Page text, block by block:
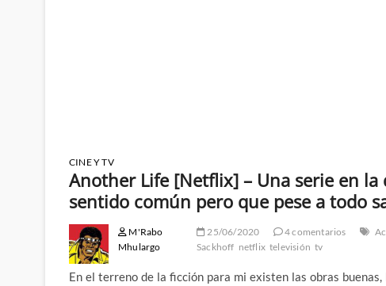
CINE Y TV
Another Life [Netflix] – Una serie en
sentido común pero que pese a todo
M'Rabo
Mhulargo
25/06/2020 4 comentarios
Sackhoff netflix televisión tv
En el terreno de la ficción para mi existen las obras